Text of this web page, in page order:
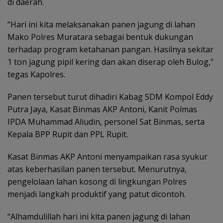
“Hari ini kita melaksanakan panen jagung di lahan
Mako Polres Muratara sebagai bentuk dukungan
terhadap program ketahanan pangan. Hasilnya sekitar
1 ton jagung pipil kering dan akan diserap oleh Bulog,”
tegas Kapolres.
Panen tersebut turut dihadiri Kabag SDM Kompol Eddy
Putra Jaya, Kasat Binmas AKP Antoni, Kanit Polmas
IPDA Muhammad Aliudin, personel Sat Binmas, serta
Kepala BPP Rupit dan PPL Rupit.
Kasat Binmas AKP Antoni menyampaikan rasa syukur
atas keberhasilan panen tersebut. Menurutnya,
pengelolaan lahan kosong di lingkungan Polres
menjadi langkah produktif yang patut dicontoh.
“Alhamdulillah hari ini kita panen jagung di lahan